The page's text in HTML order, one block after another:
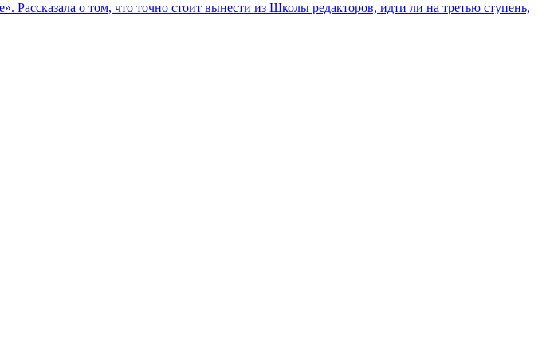
о том, что точно стоит вынести из Школы редакторов, идти ли на третью ступень,